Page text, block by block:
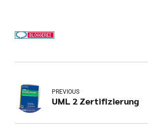
PREVIOUS
UML 2 Zertifizierung